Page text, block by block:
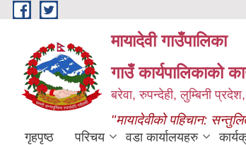
Skip to main content
मायादेवी गाउँपालिका
गाउँ कार्यपालिकाको
बरेवा, रुपन्देही, लुम्बिनी
"मायादेवीको पहिचान:
गृहपृष्ठ परिचय वडा कार्यालयहरु